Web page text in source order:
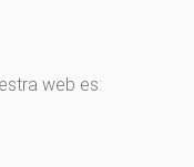
web es: